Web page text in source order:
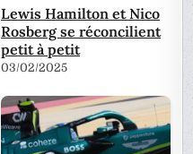
Lewis Hamilton et Nico
Rosberg se réconcilient
petit à petit
03/02/2025